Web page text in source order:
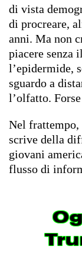
di vista
di procreare,
anni. Ma non
piacere senza
l’epidermide,
sguardo a
l’olfatto.
Nel frattempo,
scrive della
giovani
flusso di